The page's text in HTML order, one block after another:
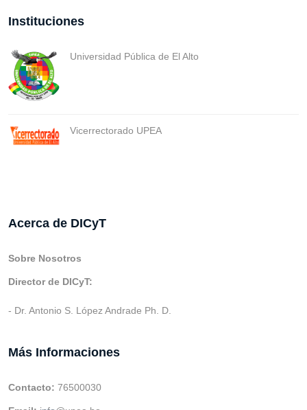
Instituciones
Universidad Pública de El Alto
Vicerrectorado UPEA
Acerca de DICyT
Sobre Nosotros
Director de DICyT:
- Dr. Antonio S. López Andrade Ph. D.
Más Informaciones
Contacto: 76500030